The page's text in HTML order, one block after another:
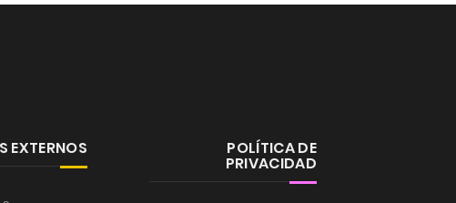
EXTERNOS POLÍTICA DE
PRIVACIDAD